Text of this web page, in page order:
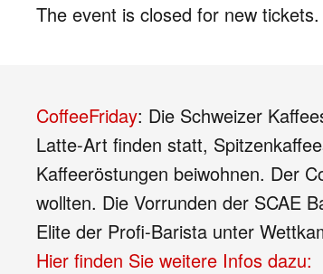
The event is closed for new tickets.
CoffeeFriday: Die Schweizer
Latte-Art finden statt,
Kaffeeröstungen beiwohnen. Der
wollten. Die Vorrunden der SCAE
Elite der Profi-Barista unter
Hier finden Sie weitere Infos dazu: